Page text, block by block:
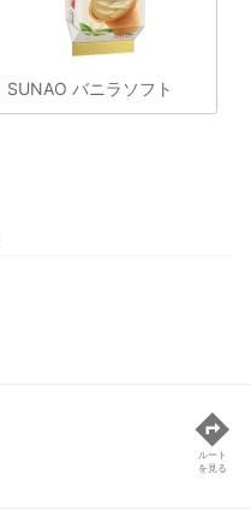
SUNAO バニラソフト
ルート
を見る